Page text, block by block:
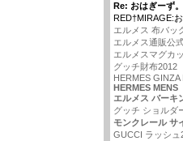
Re: おはぎーず。
RED†MIRAGE:
エルメス 布バッ
エルメス通販公
エルメスマグカ
グッチ財布2012
HERMES GINZA
HERMES MENS
エルメス バーキ
グッチ ショルダ
モンクレール サ
GUCCI ラッシュ